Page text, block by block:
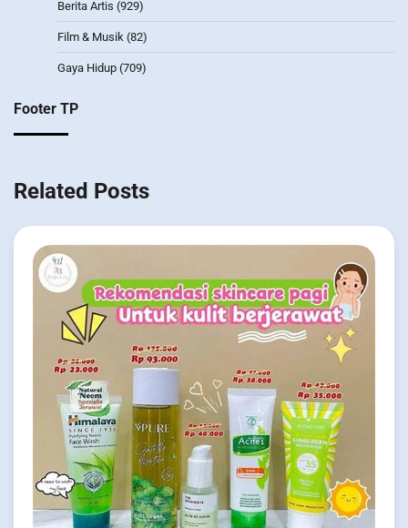
Berita Artis (929)
Film & Musik (82)
Gaya Hidup (709)
Footer TP
Related Posts